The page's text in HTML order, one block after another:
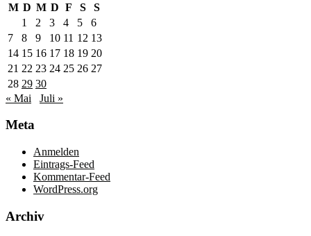
M D M D F S
S
1
2 3 4 5
6
7
8 9 10 11 12 13
14 15 16 17 18 19 20
21 22 23 24 25 26 27
28 29 30
« Mai
Juli »
Meta
Anmelden
Eintrags-Feed
Kommentar-Feed
WordPress.org
Archiv